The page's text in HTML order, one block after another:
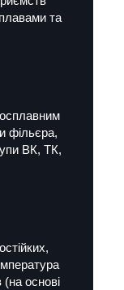
та
фільєра,
ВК, ТК,
(на основі